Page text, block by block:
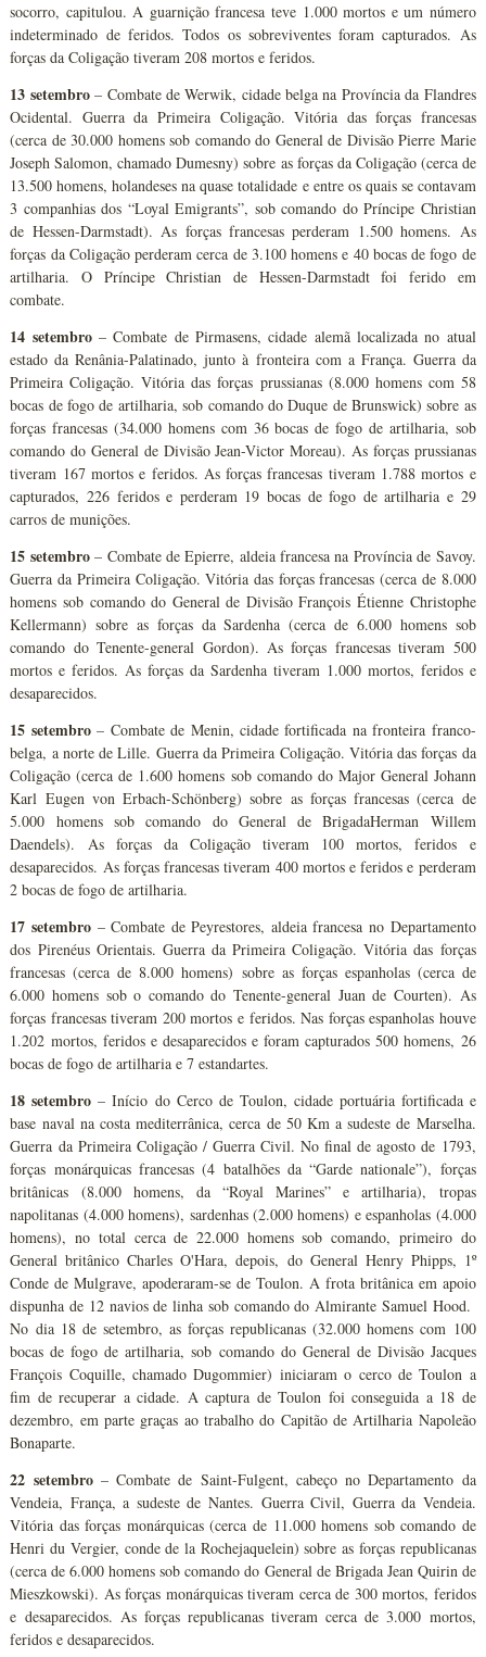
socorro, capitulou. A guarnição francesa teve 1.000 mortos e um número
indeterminado de feridos. Todos os sobreviventes foram capturados. As
forças da Coligação tiveram 208 mortos e feridos.
13 setembro– Combate de Werwik, cidade belga na Província da Flandres
Ocidental. Guerra da Primeira Coligação. Vitória das forças francesas
(cerca de 30.000 homens sob comando do General de Divisão Pierre Marie
Joseph Salomon, chamado Dumesny) sobre as forças da Coligação (cerca de
13.500 homens, holandeses na quase totalidade e entre os quais se contavam
3 companhias dos “Loyal Emigrants”, sob comando do Príncipe Christian
de Hessen-Darmstadt). As forças francesas perderam 1.500 homens. As
forças da Coligação perderam cerca de 3.100 homens e 40 bocas de fogo de
artilharia. O Príncipe Christian de Hessen-Darmstadt foi ferido em
combate.
14 setembro– Combate de Pirmasens, cidade alemã localizada no atual
estado da Renânia-Palatinado, junto à fronteira com a França. Guerra da
Primeira Coligação. Vitória das forças prussianas (8.000 homens com 58
bocas de fogo de artilharia, sob comando do Duque de Brunswick) sobre as
forças francesas (34.000 homens com 36 bocas de fogo de artilharia, sob
comando do General de Divisão Jean-Victor Moreau). As forças prussianas
tiveram 167 mortos e feridos. As forças francesas tiveram 1.788 mortos e
capturados, 226 feridos e perderam 19 bocas de fogo de artilharia e 29
carros de munições.
15 setembro– Combate de Epierre, aldeia francesa na Província de Savoy.
Guerra da Primeira Coligação. Vitória das forças francesas (cerca de 8.000
homens sob comando do General de Divisão François Étienne Christophe
Kellermann) sobre as forças da Sardenha (cerca de 6.000 homens sob
comando do Tenente-general Gordon). As forças francesas tiveram 500
mortos e feridos. As forças da Sardenha tiveram 1.000 mortos, feridos e
desaparecidos.
15 setembro– Combate de Menin, cidade fortificada na fronteira franco-
belga, a norte de Lille. Guerra da Primeira Coligação. Vitória das forças da
Coligação (cerca de 1.600 homens sob comando do Major General Johann
Karl Eugen von Erbach-Schönberg) sobre as forças francesas (cerca de
5.000 homens sob comando do General de BrigadaHerman Willem
Daendels). As forças da Coligação tiveram 100 mortos, feridos e
desaparecidos. As forças francesas tiveram 400 mortos e feridos e perderam
2 bocas de fogo de artilharia.
17 setembro – Combate de Peyrestores, aldeia francesa no Departamento
dos Pirenéus Orientais. Guerra da Primeira Coligação. Vitória das forças
francesas (cerca de 8.000 homens) sobre as forças espanholas (cerca de
6.000 homens sob o comando do Tenente-general Juan de Courten). As
forças francesas tiveram 200 mortos e feridos. Nas forças espanholas houve
1.202 mortos, feridos e desaparecidos e foram capturados 500 homens, 26
bocas de fogo de artilharia e 7 estandartes.
18 setembro – Início do Cerco de Toulon, cidade portuária fortificada e
base naval na costa mediterrânica, cerca de 50 Km a sudeste de Marselha.
Guerra da Primeira Coligação / Guerra Civil. No final de agosto de 1793,
forças monárquicas francesas (4 batalhões da “Garde nationale”), forças
britânicas (8.000 homens, da “Royal Marines” e artilharia), tropas
napolitanas (4.000 homens), sardenhas (2.000 homens) e espanholas (4.000
homens), no total cerca de 22.000 homens sob comando, primeiro do
General britânico Charles O'Hara, depois, do General Henry Phipps, 1º
Conde de Mulgrave, apoderaram-se de Toulon. A frota britânica em apoio
dispunha de 12 navios de linha sob comando do Almirante Samuel Hood.
No dia 18 de setembro, as forças republicanas (32.000 homens com 100
bocas de fogo de artilharia, sob comando do General de Divisão Jacques
François Coquille, chamado Dugommier) iniciaram o cerco de Toulon a
fim de recuperar a cidade. A captura de Toulon foi conseguida a 18 de
dezembro, em parte graças ao trabalho do Capitão de Artilharia Napoleão
Bonaparte.
22 setembro– Combate de Saint-Fulgent, cabeço no Departamento da
Vendeia, França, a sudeste de Nantes. Guerra Civil, Guerra da Vendeia.
Vitória das forças monárquicas (cerca de 11.000 homens sob comando de
Henri du Vergier, conde de la Rochejaquelein) sobre as forças republicanas
(cerca de 6.000 homens sob comando do General de Brigada Jean Quirin de
Mieszkowski). As forças monárquicas tiveram cerca de 300 mortos, feridos
e desaparecidos. As forças republicanas tiveram cerca de 3.000 mortos,
feridos e desaparecidos.